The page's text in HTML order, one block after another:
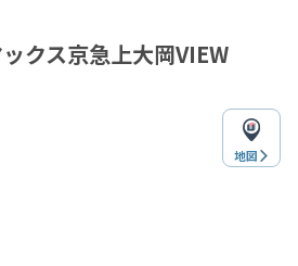
クス京急上大岡VIEW
地図